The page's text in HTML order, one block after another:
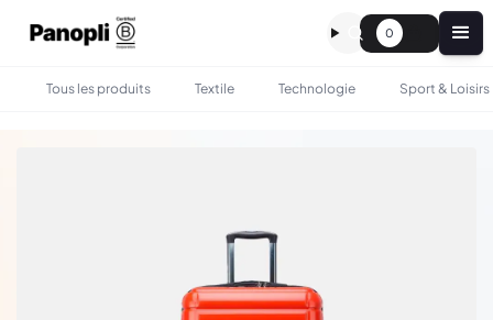
0
Tous les produits Textile Technologie Sport & Loisirs